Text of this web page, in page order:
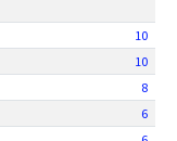
10
10
8
6